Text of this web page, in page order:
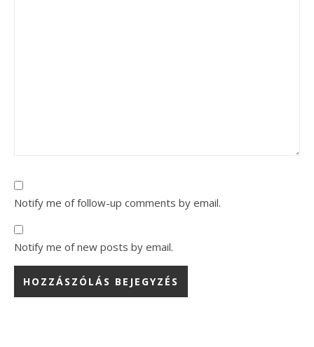
Notify me of follow-up comments by email.
Notify me of new posts by email.